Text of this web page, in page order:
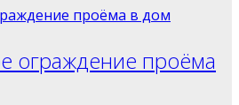
ограждение проёма